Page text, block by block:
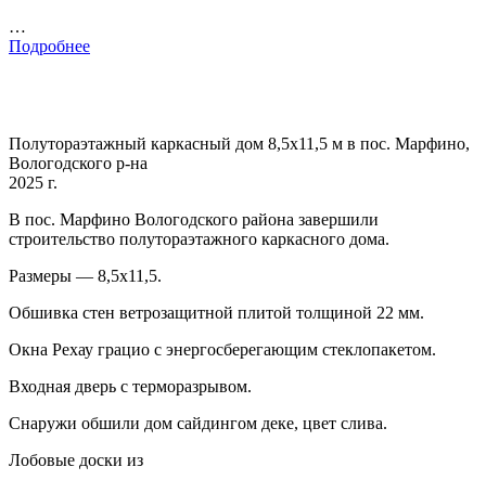
…
Подробнее
Полутораэтажный каркасный дом 8,5х11,5 м в пос. Марфино,
Вологодского р-на
2025 г.
В пос. Марфино Вологодского района завершили
строительство полутораэтажного каркасного дома.
Размеры — 8,5х11,5.
Обшивка стен ветрозащитной плитой толщиной 22 мм.
Окна Рехау грацио с энергосберегающим стеклопакетом.
Входная дверь с терморазрывом.
Снаружи обшили дом сайдингом деке, цвет слива.
Лобовые доски из